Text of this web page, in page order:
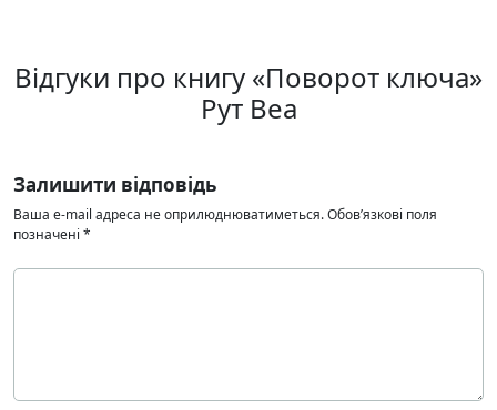
Відгуки про книгу «Поворот ключа»
Рут Веа
Залишити відповідь
Ваша e-mail адреса не оприлюднюватиметься.Обов’язкові поля
позначені *